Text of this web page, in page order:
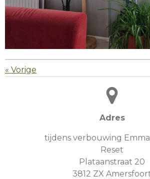
« Vorige
Adres
tijdens verbouwing
Reset
Plataanstraat 20
3812 ZX